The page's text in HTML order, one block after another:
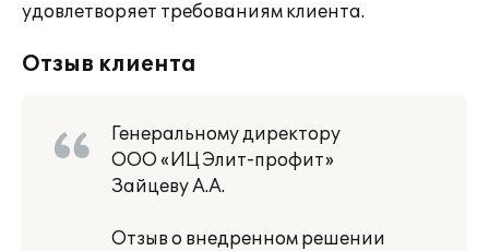
удовлетворяет требованиям клиента.
Отзыв клиента
Генеральному директору
ООО «ИЦ Элит-профит»
Зайцеву А.А.
Отзыв о внедренном решении